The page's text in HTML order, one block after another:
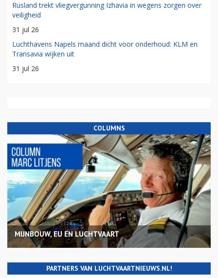
Rusland trekt vliegvergunning Izhavia in wegens zorgen over
veiligheid
31 jul 26
Luchthavens Napels maand dicht voor onderhoud: KLM en
Transavia wijken uit
31 jul 26
COLUMNS
MIJNBOUW, EU EN LUCHTVAART
PARTNERS VAN LUCHTVAARTNIEUWS.NL!